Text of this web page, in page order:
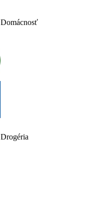
Domácnosť
Drogéria